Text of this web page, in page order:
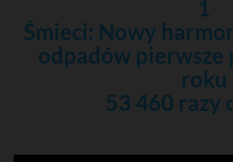
1
Śmieci: Nowy
odpadów pierwsze
roku
53 460 razy